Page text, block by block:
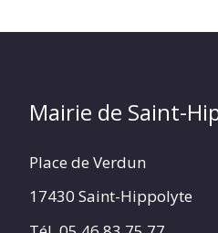
Mairie de Saint-
Place de Verdun
17430 Saint-Hippolyte